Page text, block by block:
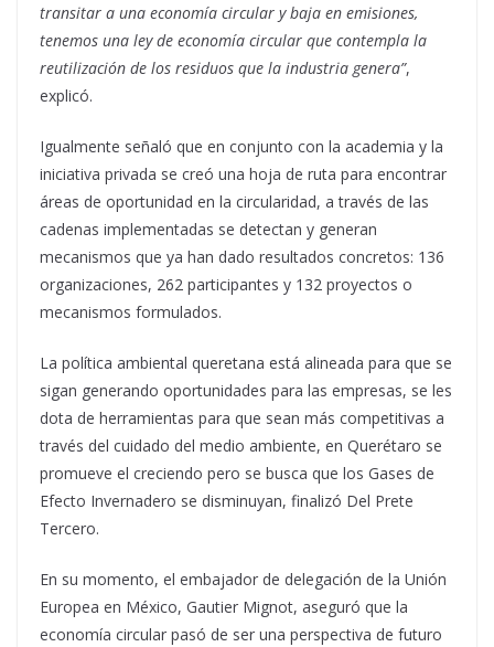
transitar a una economía circular y baja en emisiones,
tenemos una ley de economía circular que contempla la
reutilización de los residuos que la industria genera”,
explicó.
Igualmente señaló que en conjunto con la academia y la
iniciativa privada se creó una hoja de ruta para encontrar
áreas de oportunidad en la circularidad, a través de las
cadenas implementadas se detectan y generan
mecanismos que ya han dado resultados concretos: 136
organizaciones, 262 participantes y 132 proyectos o
mecanismos formulados.
La política ambiental queretana está alineada para que se
sigan generando oportunidades para las empresas, se les
dota de herramientas para que sean más competitivas a
través del cuidado del medio ambiente, en Querétaro se
promueve el creciendo pero se busca que los Gases de
Efecto Invernadero se disminuyan, finalizó Del Prete
Tercero.
En su momento, el embajador de delegación de la Unión
Europea en México, Gautier Mignot, aseguró que la
economía circular pasó de ser una perspectiva de futuro